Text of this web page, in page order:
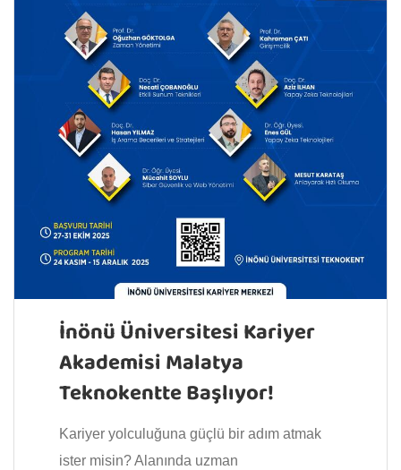
İnönü Üniversitesi Kariyer
Akademisi Malatya
Teknokentte Başlıyor!
Kariyer yolculuğuna güçlü bir adım atmak
ister misin? Alanında uzman